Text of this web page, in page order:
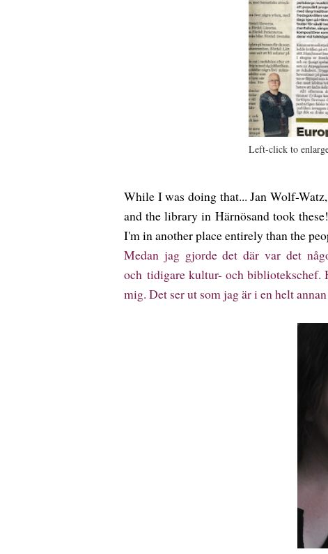
Left-click to
While I was doing that... Jan Wolf-
and the library in Härnösand took
I'm in another place entirely than the
Medan jag gjorde det där var det
och tidigare kultur- och bibliotekschef.
mig. Det ser ut som jag är i en helt